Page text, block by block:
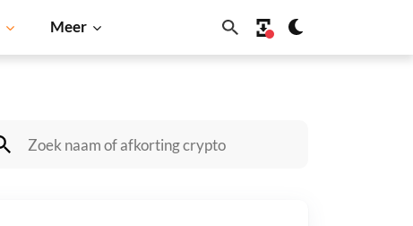
Meer
Dogecoin Solana BNB